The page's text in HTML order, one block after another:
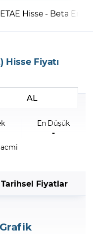
Hisse - Beta
Hisse Fiyatı
AL
En Düşük
-
Tarihsel Fiyatlar